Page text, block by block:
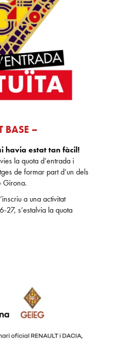
BASE –
havia estat tan fàcil!
la quota d’entrada i
de formar part d’un dels
Girona.
a una activitat
27, s’estalvia la quota